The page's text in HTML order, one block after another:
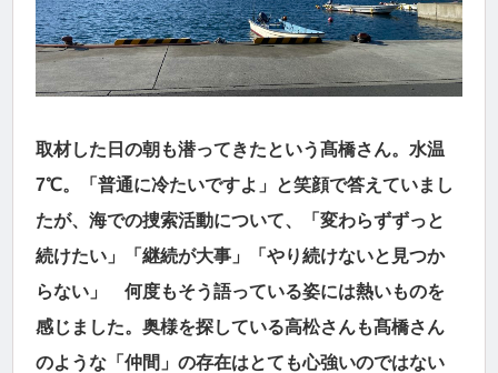
取材した日の朝も潜ってきたという髙橋さん。水温
7℃。「普通に冷たいですよ」と笑顔で答えていまし
たが、海での捜索活動について、「変わらずずっと
続けたい」「継続が大事」「やり続けないと見つか
らない」 何度もそう語っている姿には熱いものを
感じました。奥様を探している高松さんも髙橋さん
のような「仲間」の存在はとても心強いのではない